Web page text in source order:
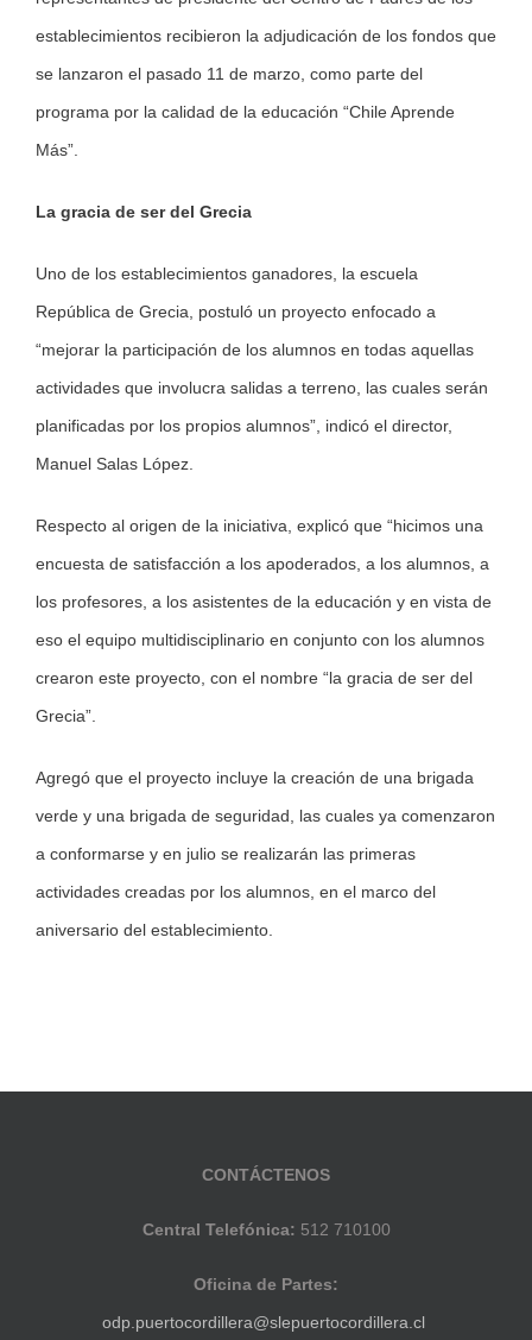
establecimientos recibieron la adjudicación de los fondos que
se lanzaron el pasado 11 de marzo, como parte del
programa por la calidad de la educación “Chile Aprende
Más”.
La gracia de ser del Grecia
Uno de los establecimientos ganadores, la escuela
República de Grecia, postuló un proyecto enfocado a
“mejorar la participación de los alumnos en todas aquellas
actividades que involucra salidas a terreno, las cuales serán
planificadas por los propios alumnos”, indicó el director,
Manuel Salas López.
Respecto al origen de la iniciativa, explicó que “hicimos una
encuesta de satisfacción a los apoderados, a los alumnos, a
los profesores, a los asistentes de la educación y en vista de
eso el equipo multidisciplinario en conjunto con los alumnos
crearon este proyecto, con el nombre “la gracia de ser del
Grecia”.
Agregó que el proyecto incluye la creación de una brigada
verde y una brigada de seguridad, las cuales ya comenzaron
a conformarse y en julio se realizarán las primeras
actividades creadas por los alumnos, en el marco del
aniversario del establecimiento.
CONTÁCTENOS
Central Telefónica: 512 710100
Oficina de Partes:
odp.puertocordillera@slepuertocordillera.cl